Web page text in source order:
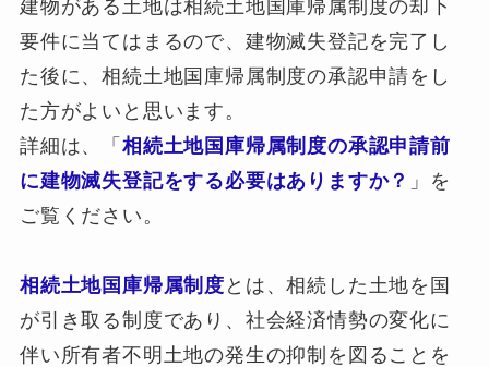
建物がある土地は相続土地国庫帰属制度の却下
要件に当てはまるので、建物滅失登記を完了し
た後に、相続土地国庫帰属制度の承認申請をし
た方がよいと思います。
詳細は、「 相続土地国庫帰属制度の承認申請前
に建物滅失登記をする必要はありますか？ 」を
ご覧ください。
相続土地国庫帰属制度 とは、相続した土地を国
が引き取る制度であり、社会経済情勢の変化に
伴い所有者不明土地の発生の抑制を図ることを